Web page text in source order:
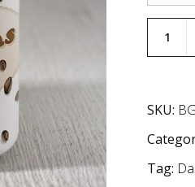
SKU:
Tag: